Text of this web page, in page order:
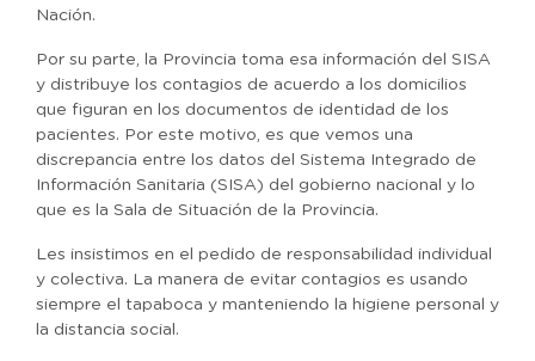
Nación.
Por su parte, la Provincia toma esa información del SISA
y distribuye los contagios de acuerdo a los domicilios
que figuran en los documentos de identidad de los
pacientes. Por este motivo, es que vemos una
discrepancia entre los datos del Sistema Integrado de
Información Sanitaria (SISA) del gobierno nacional y lo
que es la Sala de Situación de la Provincia.
Les insistimos en el pedido de responsabilidad individual
y colectiva. La manera de evitar contagios es usando
siempre el tapaboca y manteniendo la higiene personal y
la distancia social.